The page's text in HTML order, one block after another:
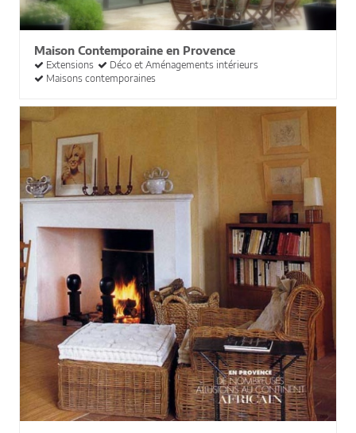
Maison Contemporaine en Provence
Extensions
Déco et Aménagements intérieurs
Maisons contemporaines